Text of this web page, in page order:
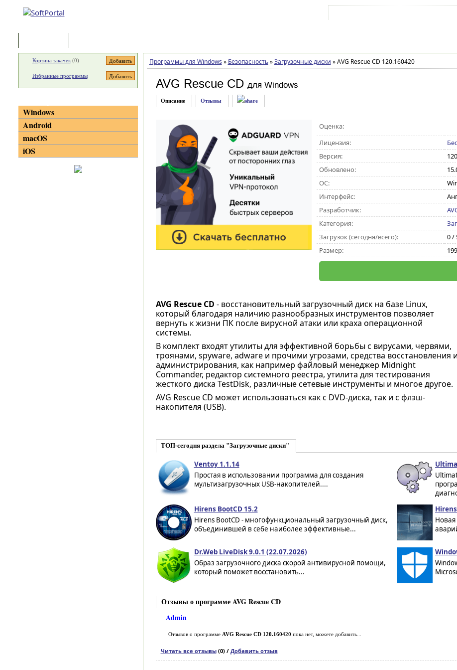
Программы для Windows » Безопасность » Загрузочные диски »AVG Rescue CD 120.160420
AVG Rescue CD для Windows
Описание Отзывы
Оценка:
Лицензия:
Версия:
Обновлено:
ОС:
Интерфейс:
Разработчик:
Категория:
Загрузок (сегодня/всего):
0 /
Размер:
AVG Rescue CD - восстановительный загрузочный диск на базе Linux,
который благодаря наличию разнообразных инструментов позволяет
вернуть к жизни ПК после вирусной атаки или краха операционной
системы.
В комплект входят утилиты для эффективной борьбы с вирусами, червями,
троянами, spyware, adware и прочими угрозами, средства восстановления и
администрирования, как например файловый менеджер Midnight
Commander, редактор системного реестра, утилита для тестирования
жесткого диска TestDisk, различные сетевые инструменты и многое другое.
AVG Rescue CD может использоваться как с DVD-диска, так и с флэш-
накопителя (USB).
ТОП-сегодня раздела "Загрузочные диски"
Ventoy 1.1.14
Простая в использовании программа для создания
мультизагрузочных USB-накопителей....
Hirens BootCD 15.2
Hirens BootCD - многофункциональный загрузочный диск,
объединившей в себе наиболее эффективные...
Новая
Dr.Web LiveDisk 9.0.1 (22.07.2026)
Образ загрузочного диска скорой антивирусной помощи,
который поможет восстановить...
Отзывы о программе AVG Rescue CD
Admin
Отзывов о программе AVG Rescue CD 120.160420 пока нет, можете добавить...
Читать все отзывы(0) / Добавить отзыв
Корзина закачек(0)
Избранные программы
Windows
Android
macOS
iOS